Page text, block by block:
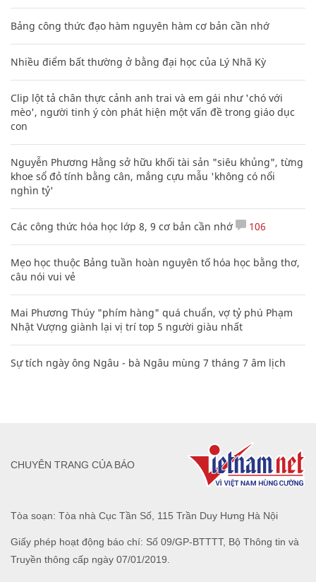
Bảng công thức đạo hàm nguyên hàm cơ bản cần nhớ
Nhiều điểm bất thường ở bằng đại học của Lý Nhã Kỳ
Clip lột tả chân thực cảnh anh trai và em gái như 'chó với
mèo', người tinh ý còn phát hiện một vấn đề trong giáo dục
con
Nguyễn Phương Hằng sở hữu khối tài sản "siêu khủng", từng
khoe sổ đỏ tính bằng cân, mắng cựu mẫu 'không có nổi
nghìn tỷ'
Các công thức hóa học lớp 8, 9 cơ bản cần nhớ 106
Mẹo học thuộc Bảng tuần hoàn nguyên tố hóa học bằng thơ,
câu nói vui vẻ
Mai Phương Thúy "phím hàng" quá chuẩn, vợ tỷ phú Phạm
Nhật Vượng giành lại vị trí top 5 người giàu nhất
Sự tích ngày ông Ngâu - bà Ngâu mùng 7 tháng 7 âm lịch
Tòa soạn: Tòa nhà Cục Tần Số, 115 Trần Duy Hưng Hà Nội
Giấy phép hoạt động báo chí: Số 09/GP-BTTTT, Bộ Thông tin và
Truyền thông cấp ngày 07/01/2019.
CHUYÊN TRANG CỦA BÁO